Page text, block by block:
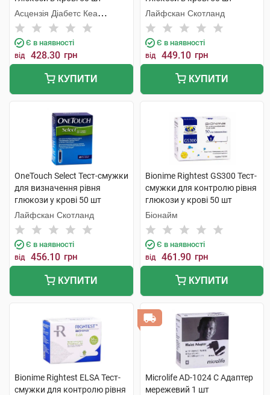
Асцензія Діабетс Кеа
Холдінгс
Є в наявності
від 428.30 грн
КУПИТИ
Лайфскан Скотланд
Є в наявності
від 449.10 грн
КУПИТИ
OneTouch Select Тест-смужки
для визначення рівня
глюкози у крові 50 шт
Лайфскан Скотланд
Є в наявності
від 456.10 грн
КУПИТИ
Bionime Rightest GS300 Тест-
смужки для контролю рівня
глюкози у крові 50 шт
Біонайм
Є в наявності
від 461.90 грн
КУПИТИ
Bionime Rightest ELSA Тест-
смужки для контролю рівня
Microlife AD-1024 C Адаптер
мережевий 1 шт